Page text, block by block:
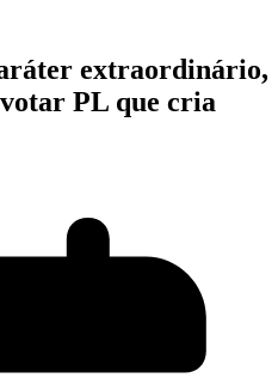
extraordinário,
PL que cria